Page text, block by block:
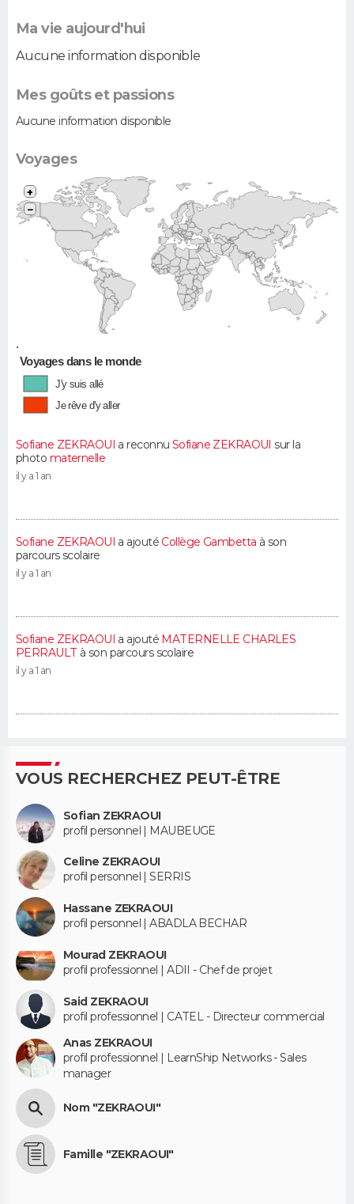
Ma vie aujourd'hui
Aucune information disponible
Mes goûts et passions
Aucune information disponible
Voyages
•
+
−
Voyages dans le monde
J'y suis allé
Je rêve d'y aller
Sofiane ZEKRAOUI a reconnu Sofiane ZEKRAOUI sur la
photo maternelle
il y a 1 an
Sofiane ZEKRAOUI a ajouté Collège Gambetta à son
parcours scolaire
il y a 1 an
Sofiane ZEKRAOUI a ajouté MATERNELLE CHARLES
PERRAULT à son parcours scolaire
il y a 1 an
VOUS RECHERCHEZ PEUT-ÊTRE
Sofian ZEKRAOUI
profil personnel | MAUBEUGE
Celine ZEKRAOUI
profil personnel | SERRIS
Hassane ZEKRAOUI
profil personnel | ABADLA BECHAR
Mourad ZEKRAOUI
profil professionnel | ADII - Chef de projet
Said ZEKRAOUI
profil professionnel | CATEL - Directeur commercial
Anas ZEKRAOUI
profil professionnel | LearnShip Networks - Sales
manager
Nom "ZEKRAOUI"
Famille "ZEKRAOUI"